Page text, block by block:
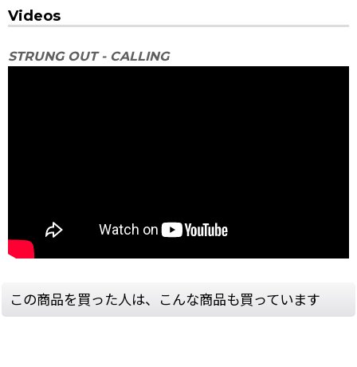
Videos
STRUNG OUT - CALLING
この商品を買った人は、こんな商品も買っています